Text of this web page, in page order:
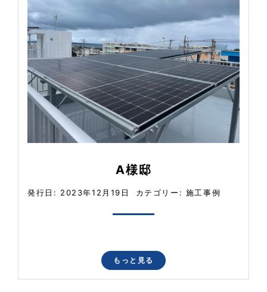
A様邸
発行日: 2023年12月19日 カテゴリー: 施工事例
もっと見る